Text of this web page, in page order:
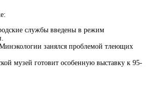
службы введены в режим
занялся проблемой тлеющих
музей готовит особенную выставку к 95-